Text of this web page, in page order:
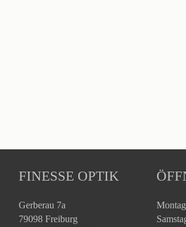
FINESSE OPTIK
Gerberau 7a
79098 Freiburg